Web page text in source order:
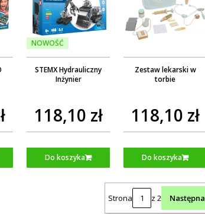
NOWOŚĆ
STEMX Hydrauliczny
Inżynier
118,10 zł
Do koszyka
Zestaw lekarski w
torbie
118,10 zł
Do koszyka
Strona z 2 Następna